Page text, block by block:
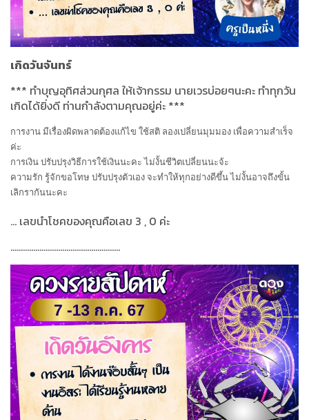
เกิดวันจันทร์
*** ทำบุญอุทิศส่วนกุศล ให้เจ้ากรรม นายเวรบ่อยๆนะคะ ทำทุกวัน
เกิดได้ยิ่งดี ท่านกำลังตามคุณอยู่ค่ะ ***
การงาน มีเรื่องผิดพลาดต้องแก้ไข ใช้สติ ลองเปลี่ยนมุมมอง เพื่อความสำเร็จ
ค่ะ
การเงิน ปรับปรุงวิธีการใช้เงินนะคะ ไม่งั้นชีวิตเปลี่ยนนะจ้ะ
ความรัก รู้จักขอโทษ ปรับปรุงตัวเอง จะทำให้ทุกอย่างดีขึ้น ไม่งั้นอาจถึงขั้น
เลิกรากันนะคะ
... เลขนำโชคของคุณคือเลข 3 , 0 ค่ะ
.....................................................